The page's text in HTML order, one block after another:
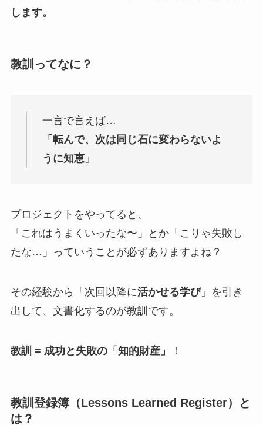
します。
教訓ってなに？
一言で言えば…
「転んで、次は同じ石に変わらないよ
うに知恵」
プロジェクトをやってると、
「これはうまくいったな〜」とか「こりゃ失敗し
たな…」っていうことが必ずありますよね？
その経験から「次回以降に活かせる学び」を引き
出して、文書化するのが教訓です。
教訓 = 成功と失敗の「知的財産」 ！
教訓登録簿（Lessons Learned Register）と
は？